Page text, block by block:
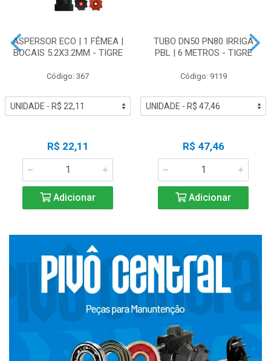
ASPERSOR ECO | 1 FÊMEA |
BOCAIS 5.2X3.2MM - TIGRE
Código: 367
R$ 22,11
Adicionar
TUBO DN50 PN80 IRRIGA
PBL | 6 METROS - TIGRE
Código: 9119
R$ 47,46
Adicionar